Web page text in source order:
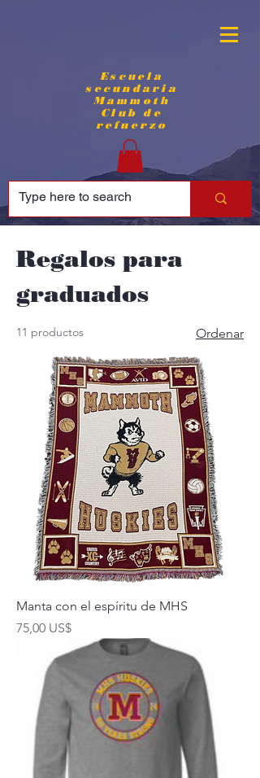
Escuela
secundaria
Mammoth
Club de
refuerzo
Regalos para
graduados
11 productos Ordenar
Manta con el espíritu de MHS
Precio
75,00 US$